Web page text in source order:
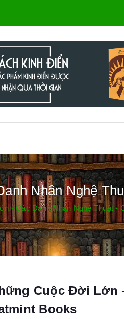
Nhân Nghệ
- Các Danh Nhân Nghệ Thuật -
Cuộc Đời Lớn
Books